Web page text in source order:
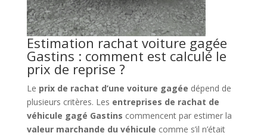
Estimation rachat voiture gagée
Gastins : comment est calculé le
prix de reprise ?
Le prix de rachat d’une voiture gagée dépend de
plusieurs critères. Les entreprises de rachat de
véhicule gagé Gastins commencent par estimer la
valeur marchande du véhicule comme s’il n’était